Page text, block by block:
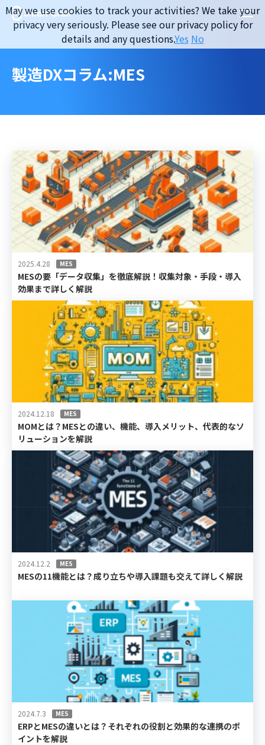
Skip
content
製造DXコラム:MES
2025.4.28 MES
MESの要「データ収集」を徹底解説！収集対象・手段・導入
効果まで詳しく解説
2024.12.18 MES
MOMとは？MESとの違い、機能、導入メリット、代表的なソ
リューションを解説
2024.12.2 MES
MESの11機能とは？成り立ちや導入課題も交えて詳しく解説
2024.7.3 MES
ERPとMESの違いとは？それぞれの役割と効果的な連携のポ
イントを解説
May we use cookies to track your activities? We take your
privacy very seriously. Please see our privacy policy for
details and any questions.Yes No